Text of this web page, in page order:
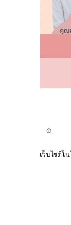
เว็บไซต์ใ